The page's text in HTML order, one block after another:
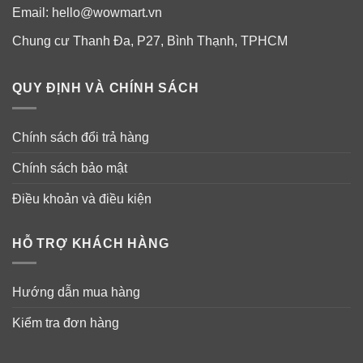
canxi.
Email: hello@wowmart.vn
Chung cư Thanh Đa, P27, Bình Thạnh, TPHCM
QUY ĐỊNH VÀ CHÍNH SÁCH
Chính sách đổi trả hàng
Chính sách bảo mật
Điều khoản và điều kiện
HỖ TRỢ KHÁCH HÀNG
Hướng dẫn mua hàng
Kiểm tra đơn hàng